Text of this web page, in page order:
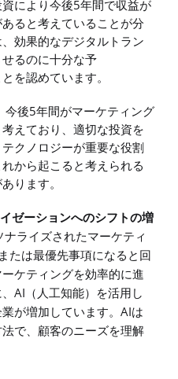
により今後5年間で収益が
ると考えていることが分
、効果的なデジタルトラン
るのに十分な予
を認めています。
今後5年間がマーケティング
えており、適切な投資を
クノロジーが重要な役割
から起こると考えられる
ります。
ゼーションへのシフトの増
ナライズされたマーケティ
たは最優先事項になると回
ケティングを効率的に進
AI （人工知能）を活用し
が増加しています。 AIは
で、顧客のニーズを理解